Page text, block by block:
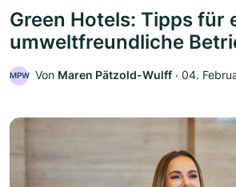
Green Hotels: Tipps für
umweltfreundliche
MPW Von Maren Pätzold-Wulff ‧ 04.